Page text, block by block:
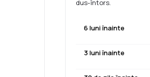
dus-întors.
6 luni înainte
3 luni înainte